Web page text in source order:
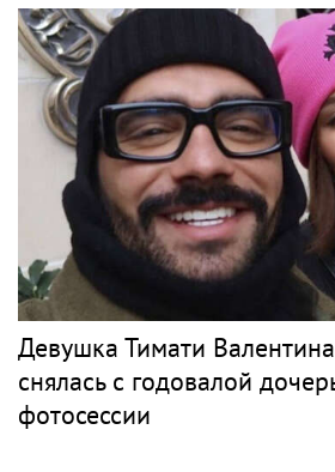
Девушка Тимати
снялась с годовалой
фотосессии